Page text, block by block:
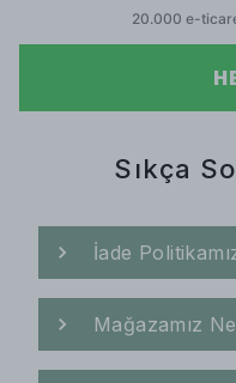
Sıkça
İade
Mağazamız